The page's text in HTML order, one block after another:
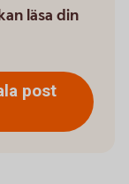
läsa din
post